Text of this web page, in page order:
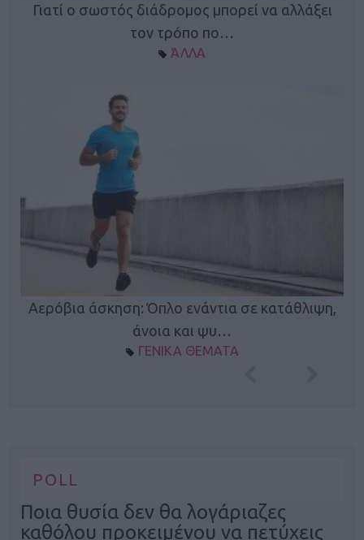
Γιατί ο σωστός διάδρομος μπορεί να αλλάξει
τον τρόπο πο…
ΆΛΛΑ
Αερόβια άσκηση: Όπλο ενάντια σε κατάθλιψη,
άνοια και ψυ…
ΓΕΝΙΚΑ ΘΕΜΑΤΑ
POLL
Ποια θυσία δεν θα λογάριαζες
καθόλου προκειμένου να πετύχεις